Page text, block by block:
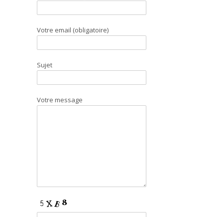
Votre email (obligatoire)
Sujet
Votre message